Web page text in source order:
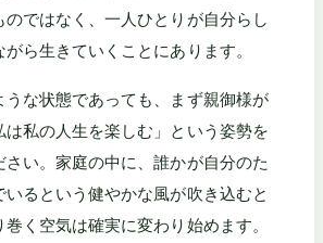
ではなく、一人ひとりが自分らし
ら生きていくことにあります。
うな状態であっても、まず親御様が
は私の人生を楽しむ」という姿勢を
い。家庭の中に、誰かが自分のた
るという健やかな風が吹き込むと
く空気は確実に変わり始めます。